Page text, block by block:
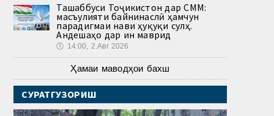
Ташаббуси Тоҷикистон дар СММ:
масъулияти байнинаслӣ ҳамчун
парадигмаи нави ҳуқуқи сулҳ.
Андешаҳо дар ин маврид
🕔 14:00, 2.Авг 2026
Ҳамаи маводҳои бахш
СУРАТГУЗОРИШ